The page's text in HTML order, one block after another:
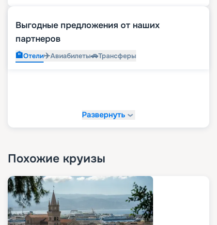
Выгодные предложения от наших
партнеров
🏨Отели✈️Авиабилеты🚗Трансферы
Развернуть
Похожие круизы